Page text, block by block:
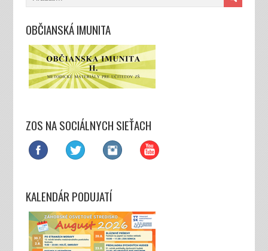
OBČIANSKÁ IMUNITA
ZOS NA SOCIÁLNYCH SIEŤACH
KALENDÁR PODUJATÍ